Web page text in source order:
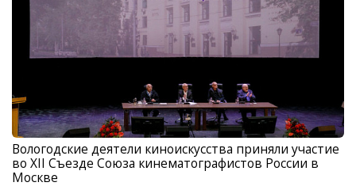
Вологодские деятели киноискусства приняли участие
во XII Съезде Союза кинематографистов России в
Москве